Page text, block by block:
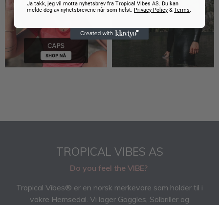
TROPICAL VIBES AS
Do you feel the VIBE?
Tropical Vibes® er en norsk merkevare som holder til i
vakre Hemsedal. Vi lager Goggles, Solbriller og
Ja takk, jeg vil motta nyhetsbrev fra Tropical Vibes AS. Du kan
melde deg av nyhetsbrevene når som helst. Privacy Policy & Terms.